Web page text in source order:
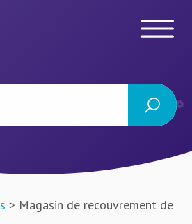
> Magasin de recouvrement de